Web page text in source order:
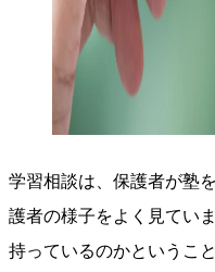
学習相談は、保護者が塾
護者の様子をよく見てい
持っているのかというこ